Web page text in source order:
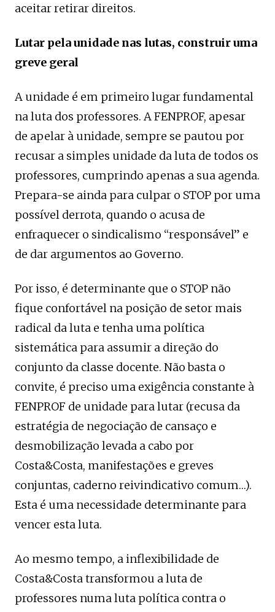
aceitar retirar direitos.
Lutar pela unidade nas lutas, construir uma
greve geral
A unidade é em primeiro lugar fundamental
na luta dos professores. A FENPROF, apesar
de apelar à unidade, sempre se pautou por
recusar a simples unidade da luta de todos os
professores, cumprindo apenas a sua agenda.
Prepara-se ainda para culpar o STOP por uma
possível derrota, quando o acusa de
enfraquecer o sindicalismo “responsável” e
de dar argumentos ao Governo.
Por isso, é determinante que o STOP não
fique confortável na posição de setor mais
radical da luta e tenha uma política
sistemática para assumir a direção do
conjunto da classe docente. Não basta o
convite, é preciso uma exigência constante à
FENPROF de unidade para lutar (recusa da
estratégia de negociação de cansaço e
desmobilização levada a cabo por
Costa&Costa, manifestações e greves
conjuntas, caderno reivindicativo comum…).
Esta é uma necessidade determinante para
vencer esta luta.
Ao mesmo tempo, a inflexibilidade de
Costa&Costa transformou a luta de
professores numa luta política contra o